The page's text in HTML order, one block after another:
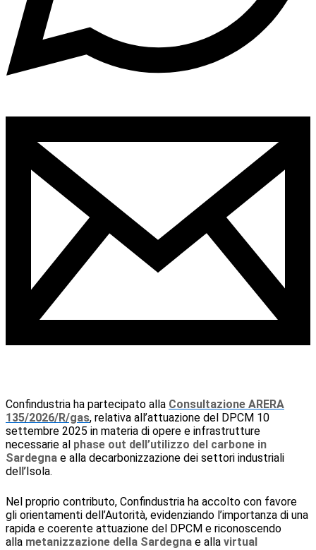
Confindustria ha partecipato alla Consultazione ARERA
135/2026/R/gas, relativa all’attuazione del DPCM 10
settembre 2025 in materia di opere e infrastrutture
necessarie al phase out dell’utilizzo del carbone in
Sardegna e alla decarbonizzazione dei settori industriali
dell’Isola.
Nel proprio contributo, Confindustria ha accolto con favore
gli orientamenti dell’Autorità, evidenziando l’importanza di una
rapida e coerente attuazione del DPCM e riconoscendo
alla metanizzazione della Sardegna e alla virtual